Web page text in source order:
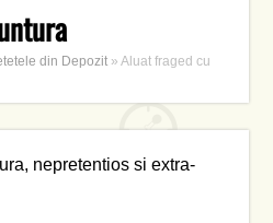
din Depozit »Aluat fraged cu
nepretentios si extra-